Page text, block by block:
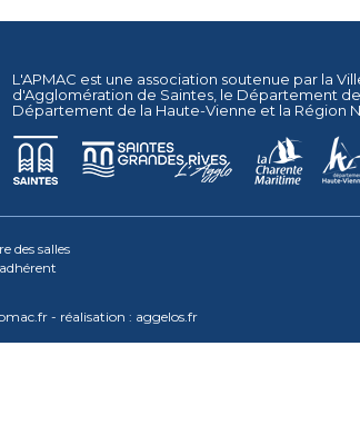
L'APMAC est une association soutenue par la
d'Agglomération de Saintes , le Département
Département de la Haute-Vienne et la Région
des salles
- réalisation : aggelos.fr